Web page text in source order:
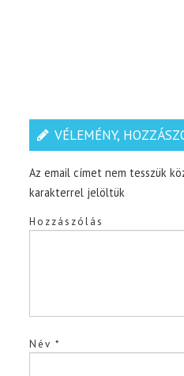
VÉLEMÉNY,
Az email címet nem tesszük
karakterrel jelöltük
Hozzászólás
Név*